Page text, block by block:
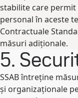
stabilite care
personal în aceste
Contractuale
măsuri adiționale.
5.
SSAB întreține
și organizaționale